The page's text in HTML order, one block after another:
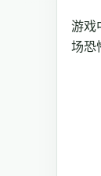
游戏
场恐